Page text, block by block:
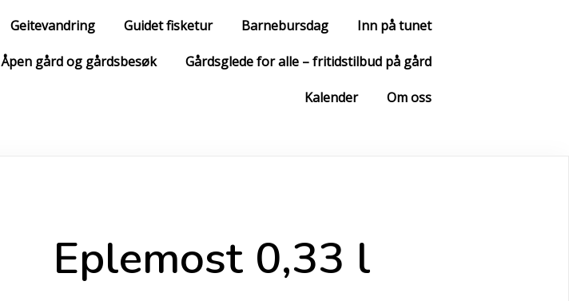
Geitevandring Guidet fisketur Barnebursdag Inn på tunet
Åpen gård og gårdsbesøk Gårdsglede for alle – fritidstilbud på gård
Kalender Om oss
Eplemost 0,33 l